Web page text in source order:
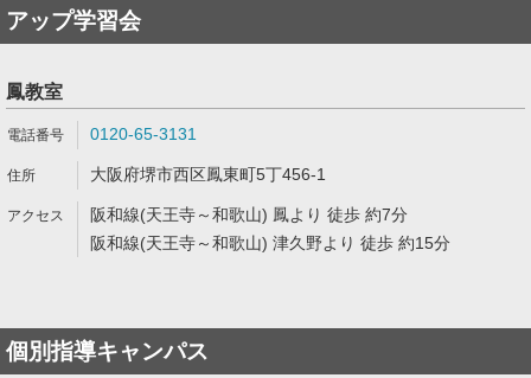
アップ学習会
鳳教室
0120-65-3131
大阪府堺市西区鳳東町5丁456-1
阪和線(天王寺～和歌山) 鳳より 徒歩 約7分
阪和線(天王寺～和歌山) 津久野より 徒歩 約15分
個別指導キャンパス